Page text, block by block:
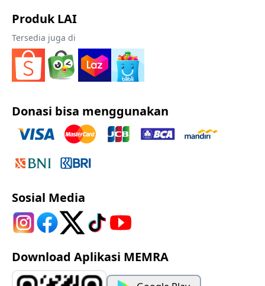
Produk LAI
Tersedia juga di
Donasi bisa menggunakan
Sosial Media
Download Aplikasi MEMRA